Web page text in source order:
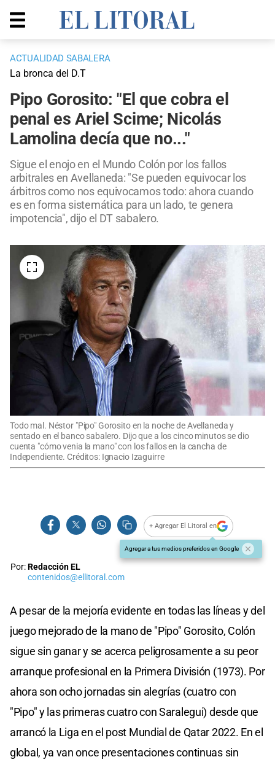
ACTUALIDAD SABALERA
La bronca del D.T
Pipo Gorosito: "El que cobra el
penal es Ariel Scime; Nicolás
Lamolina decía que no..."
Sigue el enojo en el Mundo Colón por los fallos
arbitrales en Avellaneda: "Se pueden equivocar los
árbitros como nos equivocamos todo: ahora cuando
es en forma sistemática para un lado, te genera
impotencia", dijo el DT sabalero.
Todo mal. Néstor "Pipo" Gorosito en la noche de Avellaneda y
sentado en el banco sabalero. Dijo que a los cinco minutos se dio
cuenta "cómo venia la mano" con los fallos en la cancha de
Independiente. Créditos: Ignacio Izaguirre
+ Agregar El Litoral en
Agregar a tus medios preferidos en Google
Por:Redacción EL
contenidos@ellitoral.com
A pesar de la mejoría evidente en todas las líneas y del
juego mejorado de la mano de "Pipo" Gorosito, Colón
sigue sin ganar y se acerca peligrosamente a su peor
arranque profesional en la Primera División (1973). Por
ahora son ocho jornadas sin alegrías (cuatro con
"Pipo" y las primeras cuatro con Saralegui) desde que
arrancó la Liga en el post Mundial de Qatar 2022. En el
global, ya van once presentaciones continuas sin